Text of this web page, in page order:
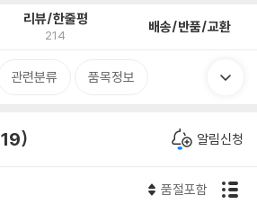
리뷰/한줄평
214 배송/반품/교환
관련분류 품목정보
19 알림신청
품절포함